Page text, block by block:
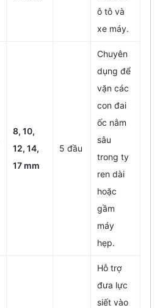
ô tô và
xe máy.
8, 10,
12, 14,
17 mm
5 đầu
Chuyên
dụng để
vặn các
con đai
ốc nằm
sâu
trong ty
ren dài
hoặc
gầm
máy
hẹp.
Hỗ trợ
đưa lực
siết vào